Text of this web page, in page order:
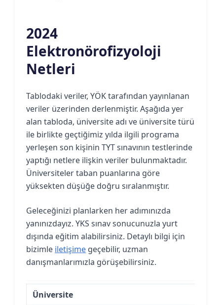
2024
Elektronörofizyoloji
Netleri
Tablodaki veriler, YÖK tarafından yayınlanan
veriler üzerinden derlenmiştir. Aşağıda yer
alan tabloda, üniversite adı ve üniversite türü
ile birlikte geçtiğimiz yılda ilgili programa
yerleşen son kişinin TYT sınavının testlerinde
yaptığı netlere ilişkin veriler bulunmaktadır.
Üniversiteler taban puanlarına göre
yüksekten düşüğe doğru sıralanmıştır.
Geleceğinizi planlarken her adımınızda
yanınızdayız. YKS sınav sonucunuzla yurt
dışında eğitim alabilirsiniz. Detaylı bilgi için
bizimle iletişime geçebilir, uzman
danışmanlarımızla görüşebilirsiniz.
Üniversite